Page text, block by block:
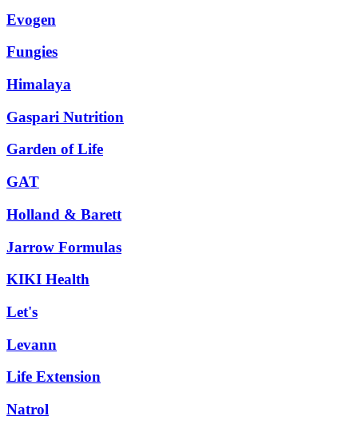
Evogen
Fungies
Himalaya
Gaspari Nutrition
Garden of Life
GAT
Holland & Barett
Jarrow Formulas
KIKI Health
Let's
Levann
Life Extension
Natrol